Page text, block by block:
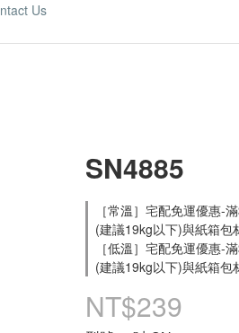
Us
SN4885
［常溫］宅配免運優惠-
(建議19kg以下)與紙箱包
［低溫］宅配免運優惠-
(建議19kg以下)與紙箱包
NT$239